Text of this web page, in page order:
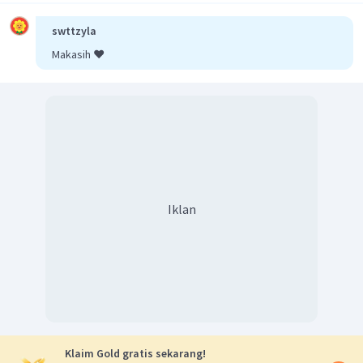
swttzyla
Makasih ❤️
Iklan
Klaim Gold gratis sekarang!